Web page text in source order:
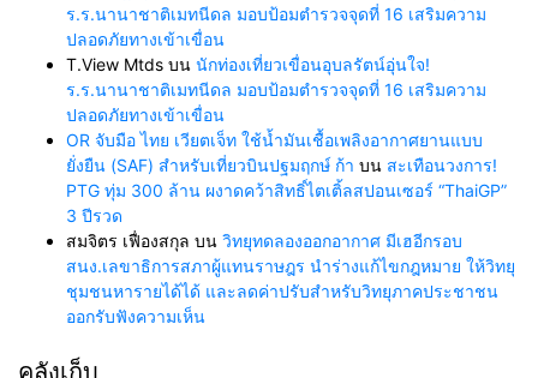
ร.ร.นานาชาติเมทนีดล มอบป้อมตำรวจจุดที่ 16 เสริมความ
ปลอดภัยทางเข้าเขื่อน
T.View Mtds บน นักท่องเที่ยวเขื่อนอุบลรัตน์อุ่นใจ!
ร.ร.นานาชาติเมทนีดล มอบป้อมตำรวจจุดที่ 16 เสริมความ
ปลอดภัยทางเข้าเขื่อน
OR จับมือ ไทย เวียตเจ็ท ใช้น้ำมันเชื้อเพลิงอากาศยานแบบ
ยั่งยืน (SAF) สำหรับเที่ยวบินปฐมฤกษ์ ก้า บน สะเทือนวงการ!
PTG ทุ่ม 300 ล้าน ผงาดคว้าสิทธิ์ไตเติ้ลสปอนเซอร์ “ThaiGP”
3 ปีรวด
สมจิตร เฟื่องสกุล บน วิทยุทดลองออกอากาศ มีเฮอีกรอบ
สนง.เลขาธิการสภาผู้แทนราษฎร นำร่างแก้ไขกฎหมาย ให้วิทยุ
ชุมชนหารายได้ได้ และลดค่าปรับสำหรับวิทยุภาคประชาชน
ออกรับฟังความเห็น
คลังเก็บ